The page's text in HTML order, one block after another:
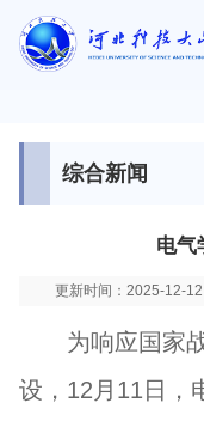
综合新闻
电气
更新时间：2025-12-
为响应国家
设，12月11日，